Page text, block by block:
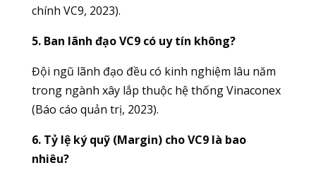
chính VC9, 2023).
5. Ban lãnh đạo VC9 có uy tín không?
Đội ngũ lãnh đạo đều có kinh nghiệm lâu năm
trong ngành xây lắp thuộc hệ thống Vinaconex
(Báo cáo quản trị, 2023).
6. Tỷ lệ ký quỹ (Margin) cho VC9 là bao
nhiêu?